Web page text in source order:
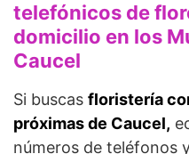
telefónicos de
domicilio en los
Caucel
Si buscas floristería
próximas de Caucel,
números de teléfonos